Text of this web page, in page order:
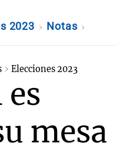
2023 Notas
Elecciones 2023
mesa